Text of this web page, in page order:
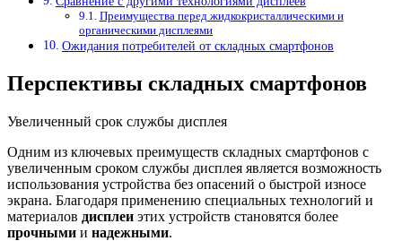
Преимущества перед жидкокристаллическими и
органическими дисплеями
Ожидания потребителей от складных смартфонов
Перспективы складных смартфонов
Увеличенный срок службы дисплея
Одним из ключевых преимуществ складных смартфонов с
увеличенным сроком службы дисплея является возможность
использования устройства без опасений о быстрой износе
экрана. Благодаря применению специальных технологий и
материалов дисплеи этих устройств становятся более
прочными и надежными.